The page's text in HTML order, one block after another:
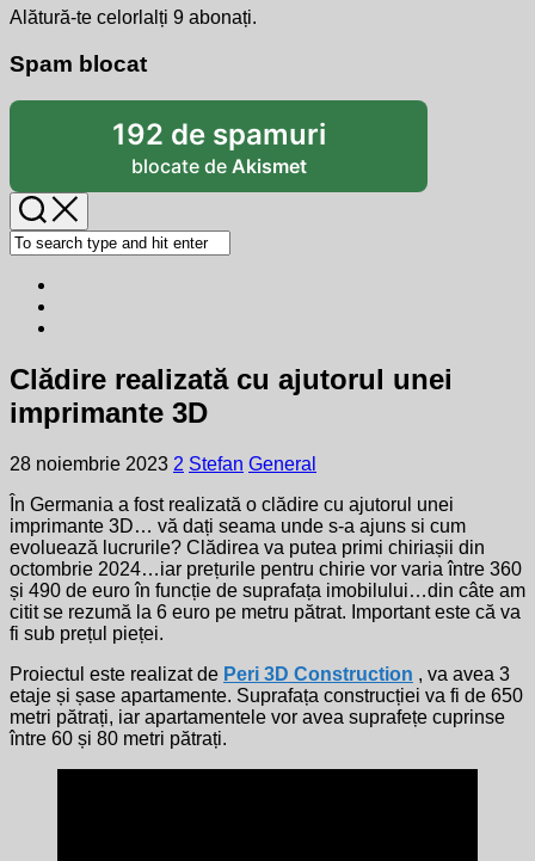
Alătură-te celorlalți 9 abonați.
Spam blocat
192 de spamuri
blocate de Akismet
Clădire realizată cu ajutorul unei
imprimante 3D
28 noiembrie 2023 2 Stefan General
În Germania a fost realizată o clădire cu ajutorul unei
imprimante 3D… vă dați seama unde s-a ajuns si cum
evoluează lucrurile? Clădirea va putea primi chiriașii din
octombrie 2024…iar prețurile pentru chirie vor varia între 360
și 490 de euro în funcție de suprafața imobilului…din câte am
citit se rezumă la 6 euro pe metru pătrat. Important este că va
fi sub prețul pieței.
Proiectul este realizat de Peri 3D Construction , va avea 3
etaje și șase apartamente. Suprafața construcției va fi de 650
metri pătrați, iar apartamentele vor avea suprafețe cuprinse
între 60 și 80 metri pătrați.